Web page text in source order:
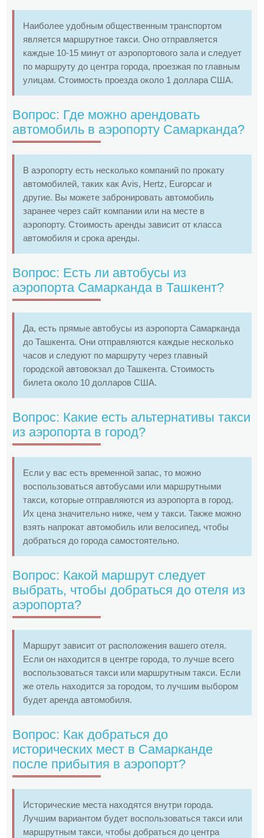
Наиболее удобным общественным транспортом
является маршрутное такси. Оно отправляется
каждые 10-15 минут от аэропортового зала и следует
по маршруту до центра города, проезжая по главным
улицам. Стоимость проезда около 1 доллара США.
Вопрос: Где можно арендовать
автомобиль в аэропорту Самарканда?
В аэропорту есть несколько компаний по прокату
автомобилей, таких как Avis, Hertz, Europcar и
другие. Вы можете забронировать автомобиль
заранее через сайт компании или на месте в
аэропорту. Стоимость аренды зависит от класса
автомобиля и срока аренды.
Вопрос: Есть ли автобусы из
аэропорта Самарканда в Ташкент?
Да, есть прямые автобусы из аэропорта Самарканда
до Ташкента. Они отправляются каждые несколько
часов и следуют по маршруту через главный
городской автовокзал до Ташкента. Стоимость
билета около 10 долларов США.
Вопрос: Какие есть альтернативы такси
из аэропорта в город?
Если у вас есть временной запас, то можно
воспользоваться автобусами или маршрутными
такси, которые отправляются из аэропорта в город.
Их цена значительно ниже, чем у такси. Также можно
взять напрокат автомобиль или велосипед, чтобы
добраться до города самостоятельно.
Вопрос: Какой маршрут следует
выбрать, чтобы добраться до отеля из
аэропорта?
Маршрут зависит от расположения вашего отеля.
Если он находится в центре города, то лучше всего
воспользоваться такси или маршрутным такси. Если
же отель находится за городом, то лучшим выбором
будет аренда автомобиля.
Вопрос: Как добраться до
исторических мест в Самарканде
после прибытия в аэропорт?
Исторические места находятся внутри города.
Лучшим вариантом будет воспользоваться такси или
маршрутным такси, чтобы добраться до центра